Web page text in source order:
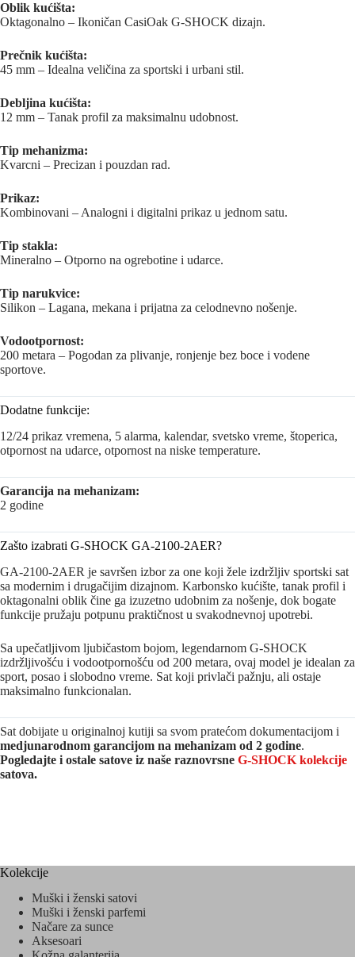
Oblik kućišta:
Oktagonalno – Ikoničan CasiOak G-SHOCK dizajn.
Prečnik kućišta:
45 mm – Idealna veličina za sportski i urbani stil.
Debljina kućišta:
12 mm – Tanak profil za maksimalnu udobnost.
Tip mehanizma:
Kvarcni – Precizan i pouzdan rad.
Prikaz:
Kombinovani – Analogni i digitalni prikaz u jednom satu.
Tip stakla:
Mineralno – Otporno na ogrebotine i udarce.
Tip narukvice:
Silikon – Lagana, mekana i prijatna za celodnevno nošenje.
Vodootpornost:
200 metara – Pogodan za plivanje, ronjenje bez boce i vodene
sportove.
Dodatne funkcije:
12/24 prikaz vremena, 5 alarma, kalendar, svetsko vreme, štoperica,
otpornost na udarce, otpornost na niske temperature.
Garancija na mehanizam:
2 godine
Zašto izabrati G-SHOCK GA-2100-2AER?
GA-2100-2AER je savršen izbor za one koji žele izdržljiv sportski sat
sa modernim i drugačijim dizajnom. Karbonsko kućište, tanak profil i
oktagonalni oblik čine ga izuzetno udobnim za nošenje, dok bogate
funkcije pružaju potpunu praktičnost u svakodnevnoj upotrebi.
Sa upečatljivom ljubičastom bojom, legendarnom G-SHOCK
izdržljivošću i vodootpornošću od 200 metara, ovaj model je idealan za
sport, posao i slobodno vreme. Sat koji privlači pažnju, ali ostaje
maksimalno funkcionalan.
Sat dobijate u originalnoj kutiji sa svom pratećom dokumentacijom i
medjunarodnom garancijom na mehanizam od 2 godine.
Pogledajte i ostale satove iz naše raznovrsne G-SHOCK kolekcije
satova.
Kolekcije
Muški i ženski satovi
Muški i ženski parfemi
Načare za sunce
Aksesoari